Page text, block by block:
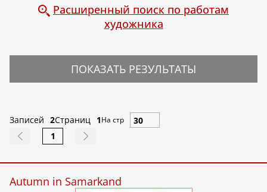
Расширенный поиск по работам
художника
ПОКАЗАТЬ РЕЗУЛЬТАТЫ
Записей 2Страниц 1На стр
1
Autumn in Samarkand